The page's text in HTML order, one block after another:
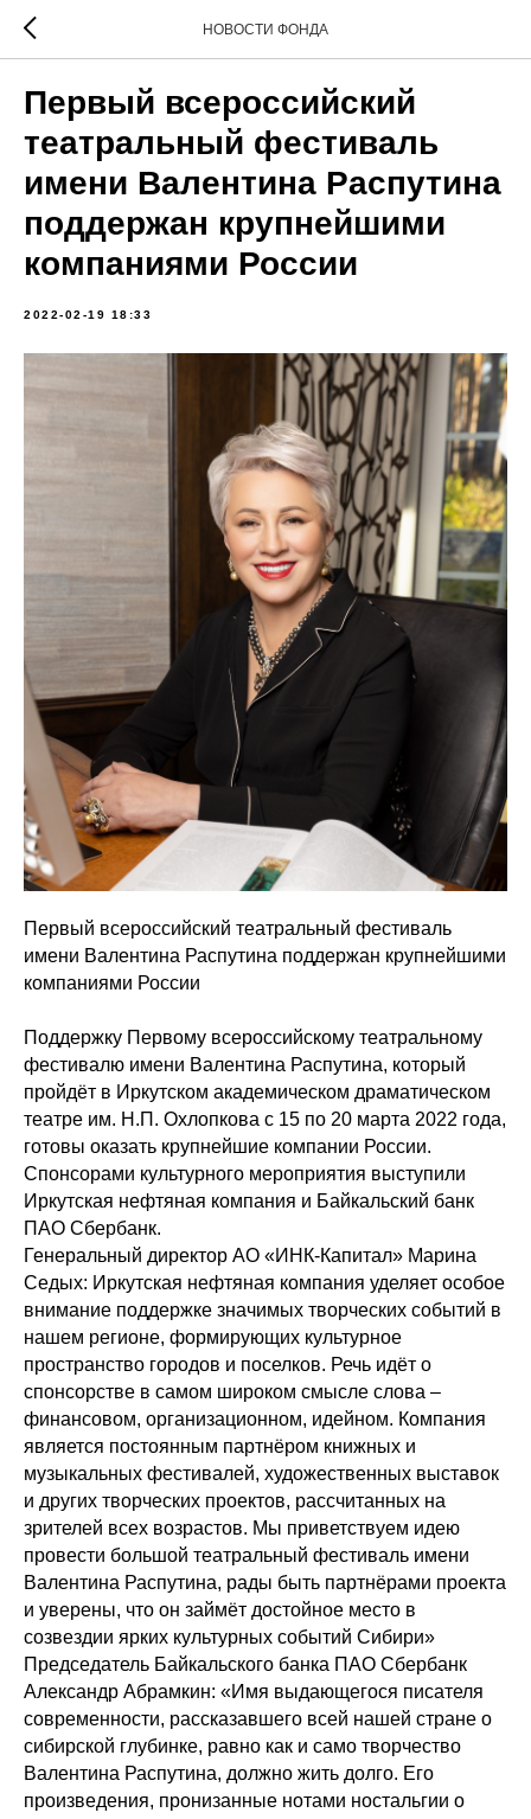
НОВОСТИ ФОНДА
Первый всероссийский
театральный фестиваль
имени Валентина Распутина
поддержан крупнейшими
компаниями России
2022-02-19 18:33
Первый всероссийский театральный фестиваль
имени Валентина Распутина поддержан крупнейшими
компаниями России
Поддержку Первому всероссийскому театральному
фестивалю имени Валентина Распутина, который
пройдёт в Иркутском академическом драматическом
театре им. Н.П. Охлопкова с 15 по 20 марта 2022 года,
готовы оказать крупнейшие компании России.
Спонсорами культурного мероприятия выступили
Иркутская нефтяная компания и Байкальский банк
ПАО Сбербанк.
Генеральный директор АО «ИНК-Капитал» Марина
Седых: Иркутская нефтяная компания уделяет особое
внимание поддержке значимых творческих событий в
нашем регионе, формирующих культурное
пространство городов и поселков. Речь идёт о
спонсорстве в самом широком смысле слова –
финансовом, организационном, идейном. Компания
является постоянным партнёром книжных и
музыкальных фестивалей, художественных выставок
и других творческих проектов, рассчитанных на
зрителей всех возрастов. Мы приветствуем идею
провести большой театральный фестиваль имени
Валентина Распутина, рады быть партнёрами проекта
и уверены, что он займёт достойное место в
созвездии ярких культурных событий Сибири»
Председатель Байкальского банка ПАО Сбербанк
Александр Абрамкин: «Имя выдающегося писателя
современности, рассказавшего всей нашей стране о
сибирской глубинке, равно как и само творчество
Валентина Распутина, должно жить долго. Его
произведения, пронизанные нотами ностальгии о